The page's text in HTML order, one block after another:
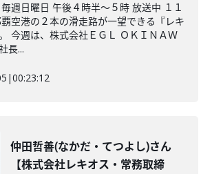
毎週日曜日 午後４時半～５時 放送中 １１
空港の２本の滑走路が一望できる『レキ
今週は、株式会社ＥＧＬ ＯＫＩＮＡＷ
長...
|00:23:12
仲田哲善(なかだ・てつよし)さん
【株式会社レキオス・常務取締